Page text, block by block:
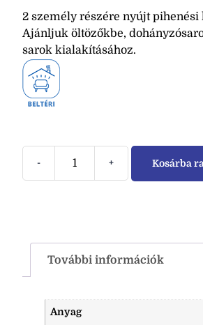
2 személy részére nyújt pihenési
Ajánljuk öltözőkbe,
sarok kialakításához.
- + Kosárba
További információk
Anyag